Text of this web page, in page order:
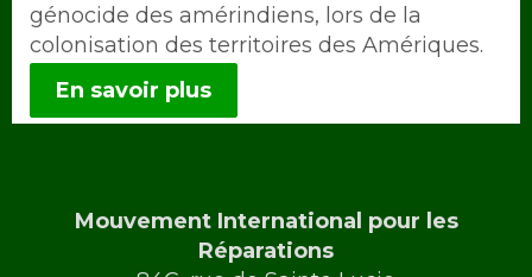
génocide des amérindiens, lors de la
colonisation des territoires des Amériques.
En savoir plus
Mouvement International pour les
Réparations